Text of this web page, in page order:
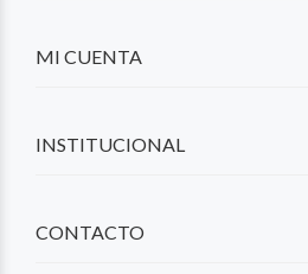
MI CUENTA
INSTITUCIONAL
CONTACTO